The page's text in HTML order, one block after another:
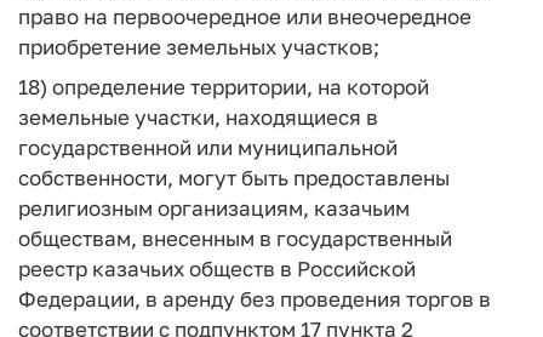
право на первоочередное или внеочередное
приобретение земельных участков;
18) определение территории, на которой
земельные участки, находящиеся в
государственной или муниципальной
собственности, могут быть предоставлены
религиозным организациям, казачьим
обществам, внесенным в государственный
реестр казачьих обществ в Российской
Федерации, в аренду без проведения торгов в
соответствии с подпунктом 17 пункта 2